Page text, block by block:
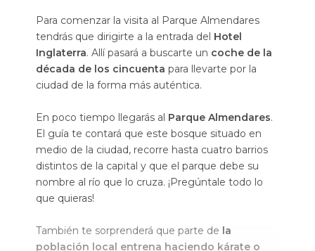
Para comenzar la visita al Parque Almendares
tendrás que dirigirte a la entrada del Hotel
Inglaterra. Allí pasará a buscarte un coche de la
década de los cincuenta para llevarte por la
ciudad de la forma más auténtica.
En poco tiempo llegarás al Parque Almendares.
El guía te contará que este bosque situado en
medio de la ciudad, recorre hasta cuatro barrios
distintos de la capital y que el parque debe su
nombre al río que lo cruza. ¡Pregúntale todo lo
que quieras!
También te sorprenderá que parte de la
población local entrena haciendo kárate o